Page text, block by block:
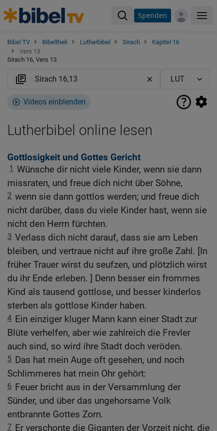
Spenden
Bibel TV Bibelthek Lutherbibel Sirach
Kapitel 16
Vers 13
Sirach 16, Vers 13
Videos einblenden
Lutherbibel online lesen
Gottlosigkeit und Gottes Gericht
1 Wünsche dir nicht viele Kinder, wenn sie dann
missraten, und freue dich nicht über Söhne,
2 wenn sie dann gottlos werden; und freue dich
nicht darüber, dass du viele Kinder hast, wenn sie
nicht den Herrn fürchten.
3 Verlass dich nicht darauf, dass sie am Leben
bleiben, und vertraue nicht auf ihre große Zahl. [In
früher Trauer wirst du seufzen, und plötzlich wirst
du ihr Ende erleben. ] Denn besser ein frommes
Kind als tausend gottlose, und besser kinderlos
sterben als gottlose Kinder haben.
4 Ein einziger kluger Mann kann einer Stadt zur
Blüte verhelfen, aber wie zahlreich die Frevler
auch sind, so wird ihre Stadt doch veröden.
5 Das hat mein Auge oft gesehen, und noch
Schlimmeres hat mein Ohr gehört:
6 Feuer bricht aus in der Versammlung der
Sünder, und über das ungehorsame Volk
entbrannte Gottes Zorn.
7 Er verschonte die Giganten der Vorzeit nicht, die